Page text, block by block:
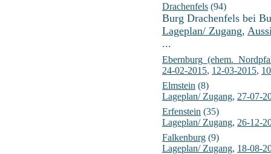
Drachenfels (94)
Burg Drachenfels bei
Lageplan/ Zugang,
...
24-02-2015, 12-03-2015,
Elmstein (8)
Lageplan/ Zugang, 27-07-
Erfenstein (35)
Lageplan/ Zugang, 26-12-
Falkenburg (9)
Lageplan/ Zugang, 18-08-